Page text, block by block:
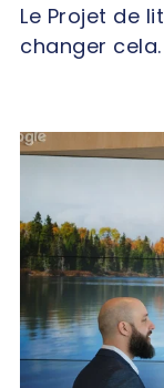
Le Projet de
changer cela.